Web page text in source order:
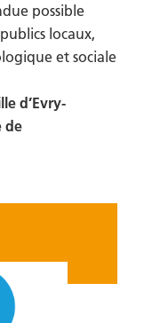
possible
locaux,
et sociale
d’Evry-
de